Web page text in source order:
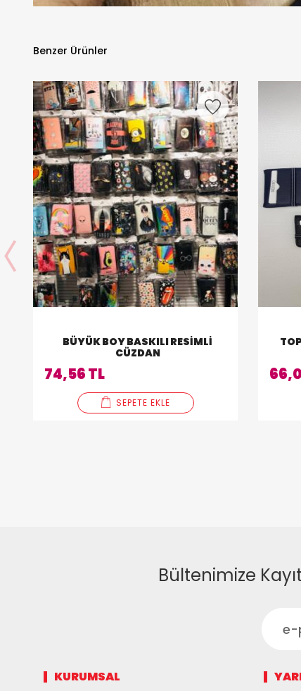
Benzer Ürünler
BÜYÜK BOY BASKILI RESIMLI
CÜZDAN
74,56 TL
SEPETE EKLE
Bültenimize
KURUMSAL